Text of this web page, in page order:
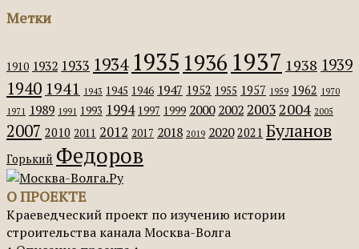
Метки
1910 1932 1933 1934 1935 1936 1937 1938 1939
1940 1941 1943 1945 1946 1947 1952 1955 1957 1959 1962 1970
1971 1989 1991 1993 1994 1997 1999 2000 2002 20032004 2005
2007 2010 2011 2012 2017 2018 2019 2020 2021 Буланов
Горький Федоров
О ПРОЕКТЕ
Краеведческий проект по изучению истории
строительства канала Москва-Волга